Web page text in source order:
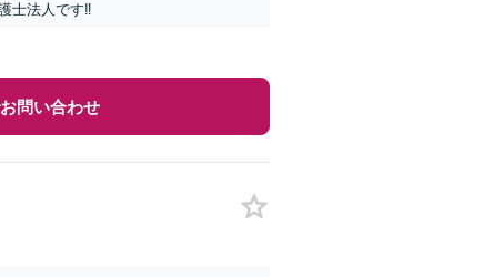
士法人です‼
問い合わせ